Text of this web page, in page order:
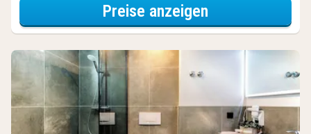
Preise anzeigen